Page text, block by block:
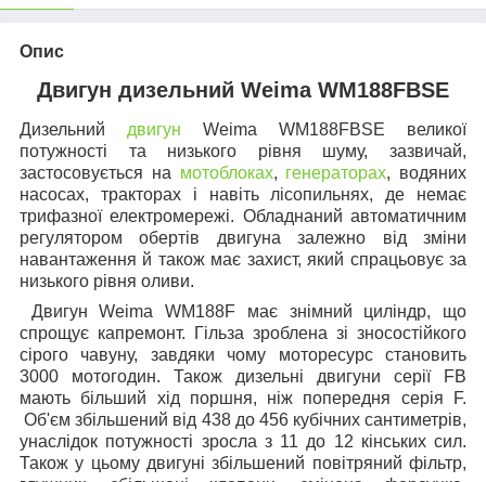
Опис
Двигун дизельний Weima WM188FBSE
Дизельний двигун Weima WM188FBSE великої
потужності та низького рівня шуму, зазвичай,
застосовується на мотоблоках, генераторах, водяних
насосах, тракторах і навіть лісопильнях, де немає
трифазної електромережі. Обладнаний автоматичним
регулятором обертів двигуна залежно від зміни
навантаження й також має захист, який спрацьовує за
низького рівня оливи.
ДвигунWeima WM188F має знімний циліндр, що
спрощує капремонт. Гільза зроблена зі зносостійкого
сірого чавуну, завдяки чому моторесурс становить
3000 мотогодин. Також дизельні двигуни серії FB
мають більший хід поршня, ніж попередня серія F.
Об'єм збільшений від 438 до 456 кубічних сантиметрів,
унаслідок потужності зросла з 11 до 12 кінських сил.
Також у цьому двигуні збільшений повітряний фільтр,